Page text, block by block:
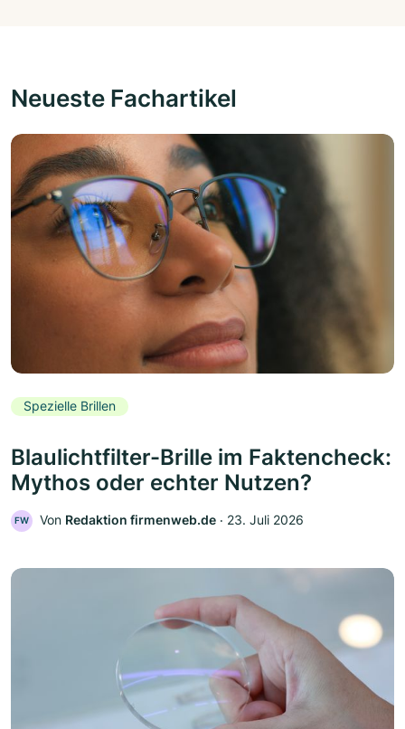
Neueste Fachartikel
Spezielle Brillen
Blaulichtfilter-Brille im Faktencheck:
Mythos oder echter Nutzen?
FW Von Redaktion firmenweb.de ‧ 23. Juli 2026